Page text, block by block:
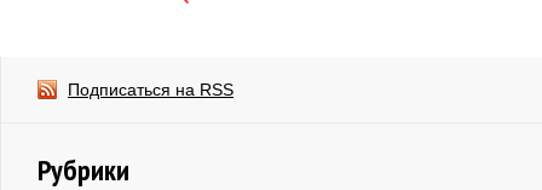
Подписаться на RSS
Рубрики